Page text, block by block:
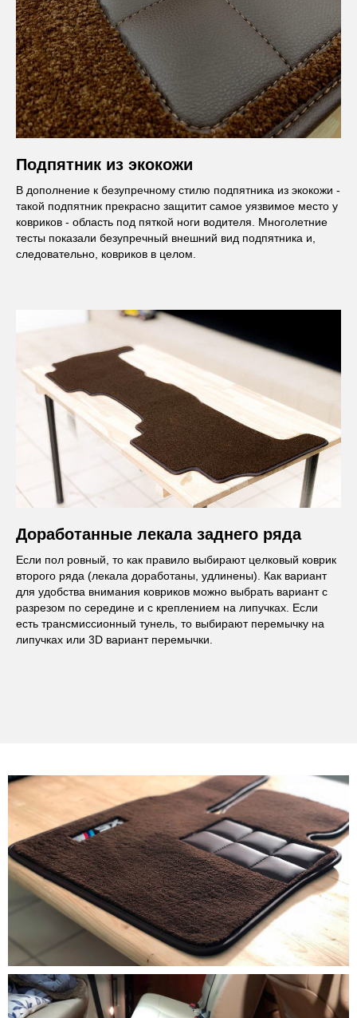
Подпятник из экокожи
В дополнение к безупречному стилю подпятника из экокожи -
такой подпятник прекрасно защитит самое уязвимое место у
ковриков - область под пяткой ноги водителя. Многолетние
тесты показали безупречный внешний вид подпятника и,
следовательно, ковриков в целом.
Доработанные лекала заднего ряда
Если пол ровный, то как правило выбирают целковый коврик
второго ряда (лекала доработаны, удлинены). Как вариант
для удобства внимания ковриков можно выбрать вариант с
разрезом по середине и с креплением на липучках. Если
есть трансмиссионный тунель, то выбирают перемычку на
липучках или 3D вариант перемычки.